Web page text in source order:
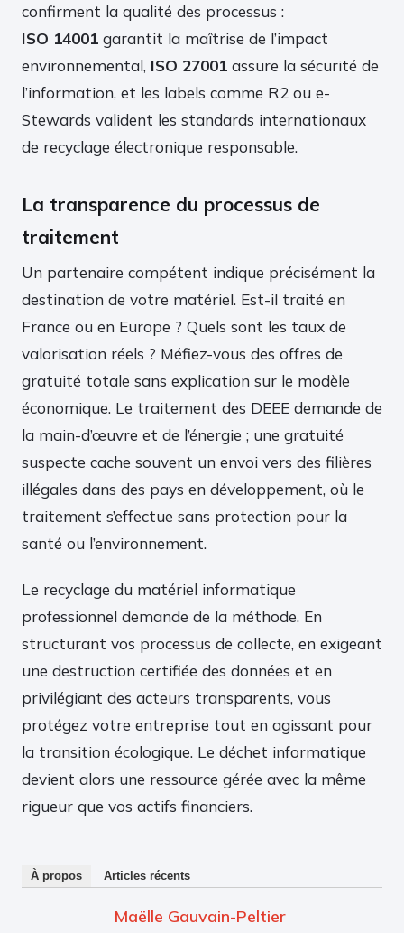
confirment la qualité des processus :
ISO 14001 garantit la maîtrise de l’impact
environnemental, ISO 27001 assure la sécurité de
l’information, et les labels comme R2 ou e-
Stewards valident les standards internationaux
de recyclage électronique responsable.
La transparence du processus de
traitement
Un partenaire compétent indique précisément la
destination de votre matériel. Est-il traité en
France ou en Europe ? Quels sont les taux de
valorisation réels ? Méfiez-vous des offres de
gratuité totale sans explication sur le modèle
économique. Le traitement des DEEE demande de
la main-d’œuvre et de l’énergie ; une gratuité
suspecte cache souvent un envoi vers des filières
illégales dans des pays en développement, où le
traitement s’effectue sans protection pour la
santé ou l’environnement.
Le recyclage du matériel informatique
professionnel demande de la méthode. En
structurant vos processus de collecte, en exigeant
une destruction certifiée des données et en
privilégiant des acteurs transparents, vous
protégez votre entreprise tout en agissant pour
la transition écologique. Le déchet informatique
devient alors une ressource gérée avec la même
rigueur que vos actifs financiers.
À propos Articles récents
Maëlle Gauvain-Peltier